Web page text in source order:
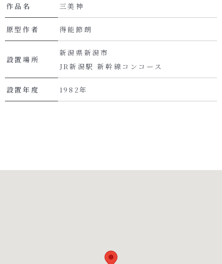
作品名 三美神
原型作者 得能節朗
設置場所
新潟県新潟市
JR新潟駅 新幹線コンコース
設置年度 1982年